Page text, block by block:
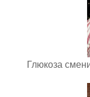
Глюкоза